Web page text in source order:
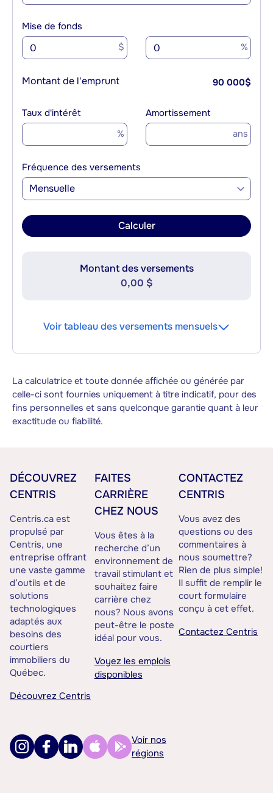
Mise de fonds
$ %
Montant de l'emprunt 90 000$
Taux d'intérêt
%
Amortissement
ans
Fréquence des versements
Mensuelle
Calculer
Montant des versements
0,00 $
Voir tableau des versements mensuels
La calculatrice et toute donnée affichée ou générée par
celle-ci sont fournies uniquement à titre indicatif, pour des
fins personnelles et sans quelconque garantie quant à leur
exactitude ou fiabilité.
DÉCOUVREZ
CENTRIS
Centris.ca est
propulsé par
Centris, une
entreprise offrant
une vaste gamme
d’outils et de
solutions
technologiques
adaptés aux
besoins des
courtiers
immobiliers du
Québec.
Découvrez Centris
FAITES
CARRIÈRE
CHEZ NOUS
Vous êtes à la
recherche d’un
environnement de
travail stimulant et
souhaitez faire
carrière chez
nous? Nous avons
peut-être le poste
idéal pour vous.
Voyez les emplois
disponibles
CONTACTEZ
CENTRIS
Vous avez des
questions ou des
commentaires à
nous soumettre?
Rien de plus simple!
Il suffit de remplir le
court formulaire
conçu à cet effet.
Contactez Centris
Voir nos
régions